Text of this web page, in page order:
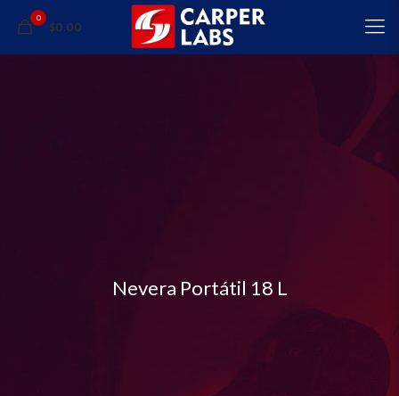
0
$0.00
Nevera Portátil 18 L